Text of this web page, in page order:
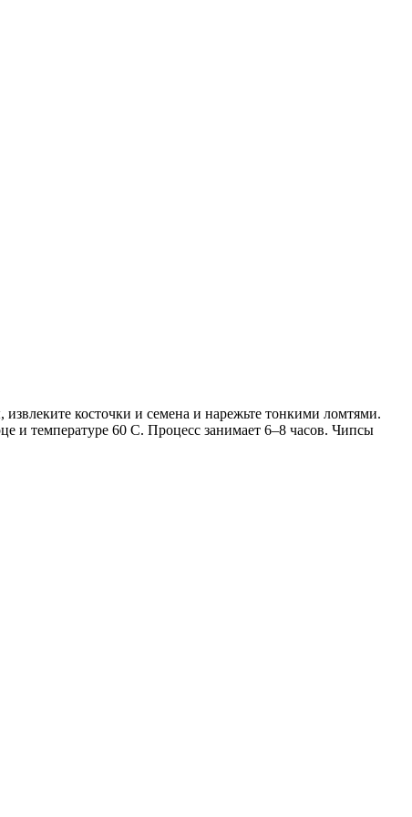
косточки и семена и нарежьте тонкими ломтями.
и температуре 60 С. Процесс занимает 6–8 часов. Чипсы